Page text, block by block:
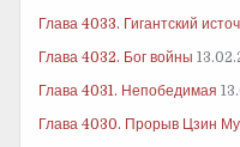
Глава 4033. Гигантский
Глава 4032. Бог войны
Глава 4031. Непобедимая
Глава 4030. Прорыв Цзин